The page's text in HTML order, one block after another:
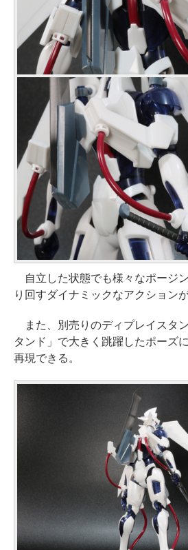
自立した状態でも様々なポージ
り回すダイナミックなアクション
また、別売りのディプレイスタ
タンド」で大きく跳躍したポーズ
再現できる。